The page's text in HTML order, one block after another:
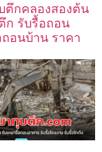
ตึกคลองสองต้น
ก รับรื้อถอน
อนบ้าน ราคา